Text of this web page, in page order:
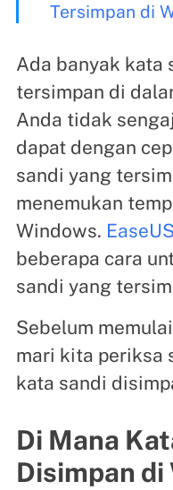
Tersimpan di
Ada banyak kata
tersimpan di
Anda tidak
dapat dengan
sandi yang
menemukan
Windows. EaseUS
beberapa cara
sandi yang
Sebelum
mari kita periksa
kata sandi
Di Mana
Disimpan di